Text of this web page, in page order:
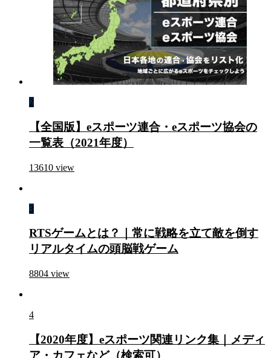
2
【全国版】eスポーツ連合・eスポーツ協会の
一覧表（2021年度）
13610 view
3
RTSゲームとは？｜常に戦略を立て敵を倒す
リアルタイムの頭脳戦ゲーム
8804 view
4
【2020年度】eスポーツ関連リンク集｜メディ
ア・カフェなど（検索可）